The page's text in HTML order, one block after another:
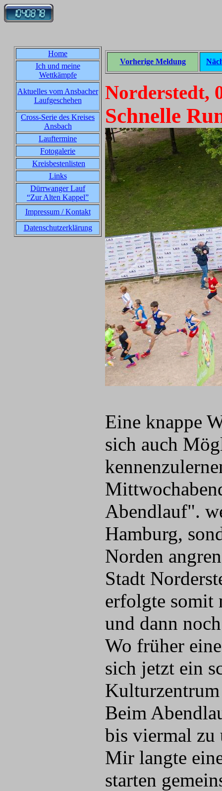
Home
Ich und meine
Wettkämpfe
Aktuelles vom Ansbacher
Laufgeschehen
Cross-Serie des Kreises
Ansbach
Lauftermine
Fotogalerie
Kreisbestenlisten
Links
Dürrwanger Lauf
“Zur Alten Kappel”
Impressum / Kontakt
Datenschutzerklärung
Vorherige Meldung
Norderstedt,
Schnelle
Eine knappe
sich auch
Abendlauf".
Hamburg,
Norden
Stadt
erfolgte somit
und dann
Wo früher
sich jetzt ein
Kulturzentrum
Beim
bis viermal zu
Mir langte
starten